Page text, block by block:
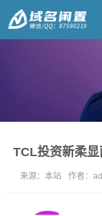
TCL投资新柔
来源： 本站 作者：